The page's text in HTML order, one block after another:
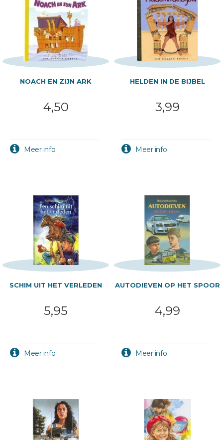
NOACH EN ZIJN ARK
4,50
HELDEN IN DE BIJBEL
3,99
SCHIM UIT HET VERLEDEN
5,95
AUTODIEVEN OP HET SPOOR
4,99